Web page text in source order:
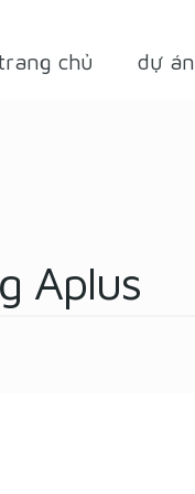
chủ dự án
Aplus